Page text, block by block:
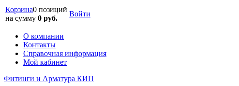
Корзина0 позиций
на сумму 0 руб.
Войти
О компании
Контакты
Справочная информация
Мой кабинет
Фитинги и Арматура КИП